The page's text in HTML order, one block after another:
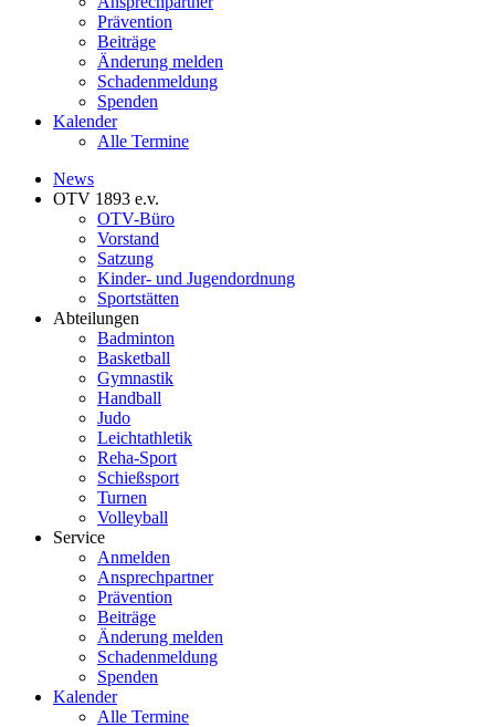
Prävention
Beiträge
Änderung melden
Schadenmeldung
Spenden
Kalender
Alle Termine
News
OTV 1893 e.v.
OTV-Büro
Vorstand
Satzung
Kinder- und Jugendordnung
Sportstätten
Abteilungen
Badminton
Basketball
Gymnastik
Handball
Judo
Leichtathletik
Reha-Sport
Schießsport
Turnen
Volleyball
Service
Anmelden
Ansprechpartner
Prävention
Beiträge
Änderung melden
Schadenmeldung
Spenden
Kalender
Alle Termine